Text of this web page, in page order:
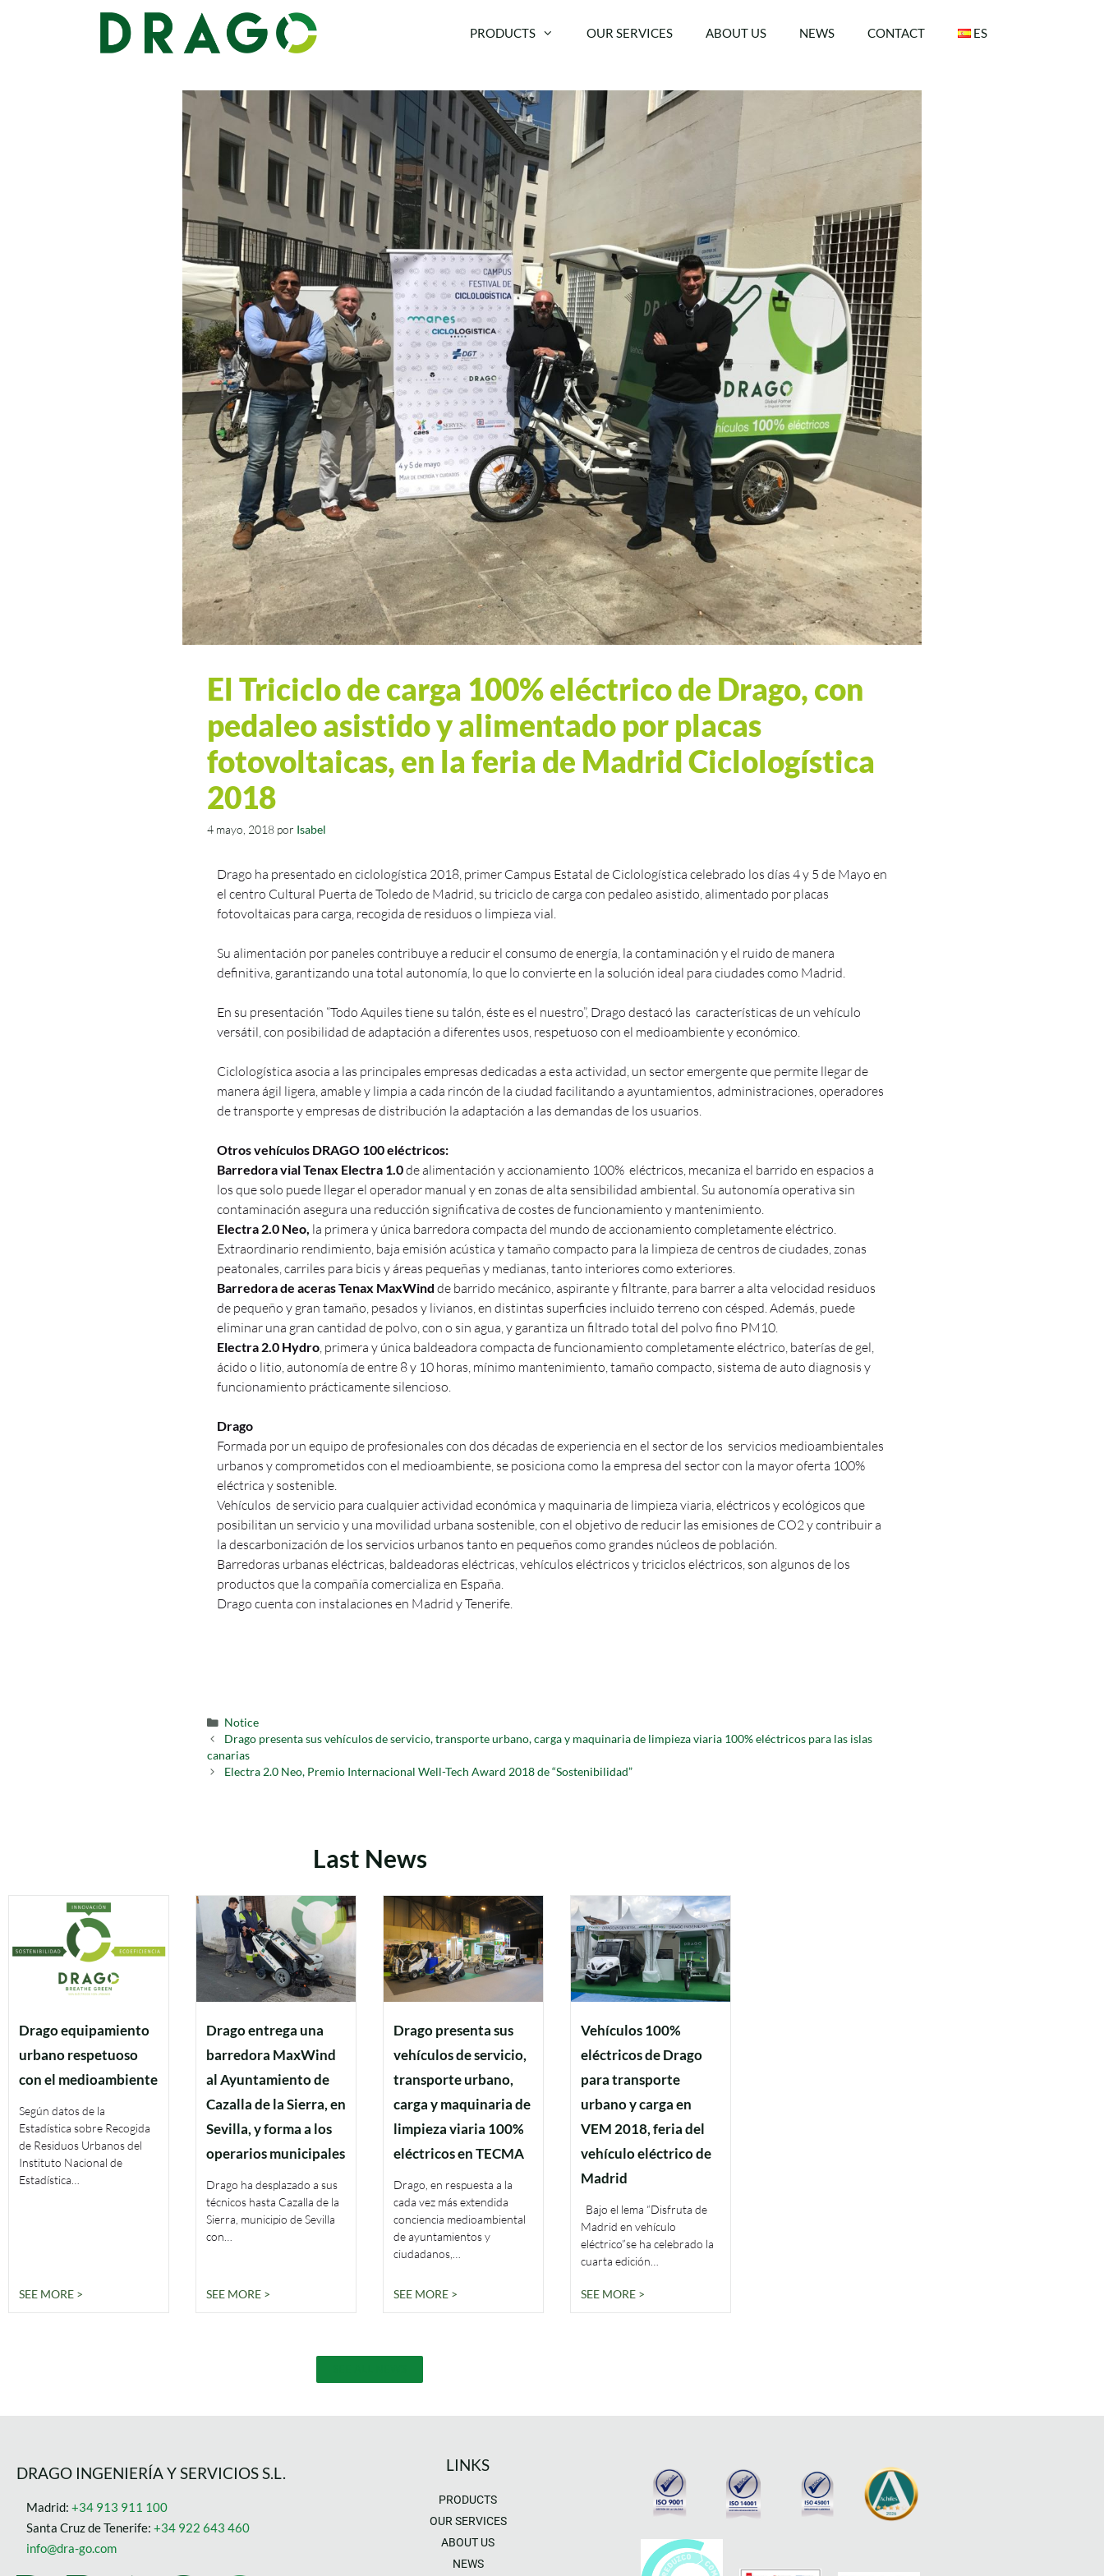
PRODUCTS OUR SERVICES ABOUT US NEWS CONTACT ES
El Triciclo de carga 100% eléctrico de Drago, con
pedaleo asistido y alimentado por placas
fotovoltaicas, en la feria de Madrid Ciclologística
2018
4 mayo, 2018 por Isabel
Drago ha presentado en ciclologística 2018, primer Campus Estatal de Ciclologística celebrado los días 4 y 5 de Mayo en
el centro Cultural Puerta de Toledo de Madrid, su triciclo de carga con pedaleo asistido, alimentado por placas
fotovoltaicas para carga, recogida de residuos o limpieza vial.
Su alimentación por paneles contribuye a reducir el consumo de energía, la contaminación y el ruido de manera
definitiva, garantizando una total autonomía, lo que lo convierte en la solución ideal para ciudades como Madrid.
En su presentación “Todo Aquiles tiene su talón, éste es el nuestro”, Drago destacó las características de un vehículo
versátil, con posibilidad de adaptación a diferentes usos, respetuoso con el medioambiente y económico.
Ciclologística asocia a las principales empresas dedicadas a esta actividad, un sector emergente que permite llegar de
manera ágil ligera, amable y limpia a cada rincón de la ciudad facilitando a ayuntamientos, administraciones, operadores
de transporte y empresas de distribución la adaptación a las demandas de los usuarios.
Otros vehículos DRAGO 100 eléctricos:
Barredora vial Tenax Electra 1.0de alimentación y accionamiento 100% eléctricos, mecaniza el barrido en espacios a
los que solo puede llegar el operador manual y en zonas de alta sensibilidad ambiental. Su autonomía operativa sin
contaminación asegura una reducción significativa de costes de funcionamiento y mantenimiento.
Electra 2.0 Neo, la primera y única barredora compacta del mundo de accionamiento completamente eléctrico.
Extraordinario rendimiento, baja emisión acústica y tamaño compacto para la limpieza de centros de ciudades, zonas
peatonales, carriles para bicis y áreas pequeñas y medianas, tanto interiores como exteriores.
Barredora de aceras Tenax MaxWind de barrido mecánico, aspirante y filtrante, para barrer a alta velocidad residuos
de pequeño y gran tamaño, pesados y livianos, en distintas superficies incluido terreno con césped. Además, puede
eliminar una gran cantidad de polvo, con o sin agua, y garantiza un filtrado total del polvo fino PM10.
Electra 2.0 Hydro , primera y única baldeadora compacta de funcionamiento completamente eléctrico, baterías de gel,
ácido o litio, autonomía de entre 8 y 10 horas, mínimo mantenimiento, tamaño compacto, sistema de auto diagnosis y
funcionamiento prácticamente silencioso.
Drago
Formada por un equipo de profesionales con dos décadas de experiencia en el sector de los servicios medioambientales
urbanos y comprometidos con el medioambiente, se posiciona como la empresa del sector con la mayor oferta 100%
eléctrica y sostenible.
Vehículos de servicio para cualquier actividad económica y maquinaria de limpieza viaria, eléctricos y ecológicos que
posibilitan un servicio y una movilidad urbana sostenible, con el objetivo de reducir las emisiones de CO2 y contribuir a
la descarbonización de los servicios urbanos tanto en pequeños como grandes núcleos de población.
Barredoras urbanas eléctricas, baldeadoras eléctricas, vehículos eléctricos y triciclos eléctricos, son algunos de los
productos que la compañía comercializa en España.
Drago cuenta con instalaciones en Madrid y Tenerife.
Notice
Drago presenta sus vehículos de servicio, transporte urbano, carga y maquinaria de limpieza viaria 100% eléctricos para las islas
canarias
Electra 2.0 Neo, Premio Internacional Well-Tech Award 2018 de “Sostenibilidad”
Last News
Drago equipamiento
urbano respetuoso
con el medioambiente
Según datos de la
Estadística sobre Recogida
de Residuos Urbanos del
Instituto Nacional de
Estadística…
SEE MORE >
Drago entrega una
barredora MaxWind
al Ayuntamiento de
Cazalla de la Sierra, en
Sevilla, y forma a los
operarios municipales
Drago ha desplazado a sus
técnicos hasta Cazalla de la
Sierra, municipio de Sevilla
con…
SEE MORE >
Drago presenta sus
vehículos de servicio,
transporte urbano,
carga y maquinaria de
limpieza viaria 100%
eléctricos en TECMA
Drago, en respuesta a la
cada vez más extendida
conciencia medioambiental
de ayuntamientos y
ciudadanos,…
SEE MORE >
Vehículos 100%
eléctricos de Drago
para transporte
urbano y carga en
VEM 2018, feria del
vehículo eléctrico de
Madrid
Bajo el lema “Disfruta de
Madrid en vehículo
eléctrico”se ha celebrado la
cuarta edición…
SEE MORE >
DRAGO INGENIERÍA Y SERVICIOS S.L.
Madrid: +34 913 911 100
Santa Cruz de Tenerife: +34 922 643 460
info@dra-go.com
LINKS
PRODUCTS
OUR SERVICES
ABOUT US
NEWS